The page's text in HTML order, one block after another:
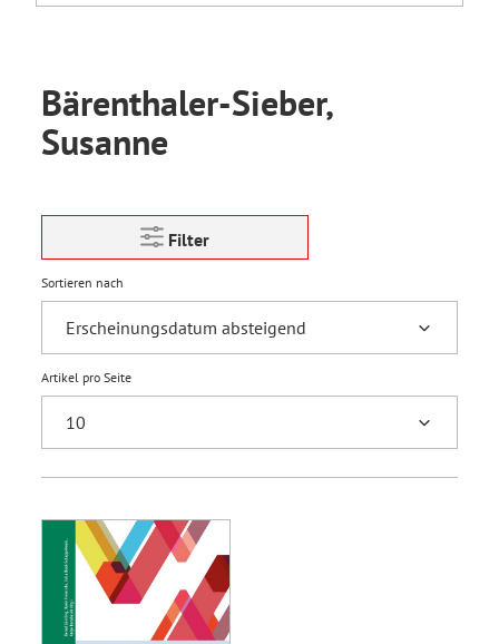
Bärenthaler-Sieber,
Susanne
Filter
Sortieren nach
Artikel pro Seite